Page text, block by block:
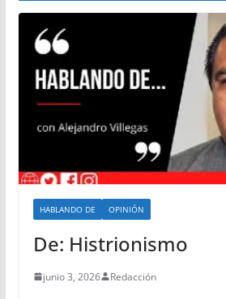
HABLANDO DE OPINIÓN
De: Histrionismo
junio 3, 2026 Redacción